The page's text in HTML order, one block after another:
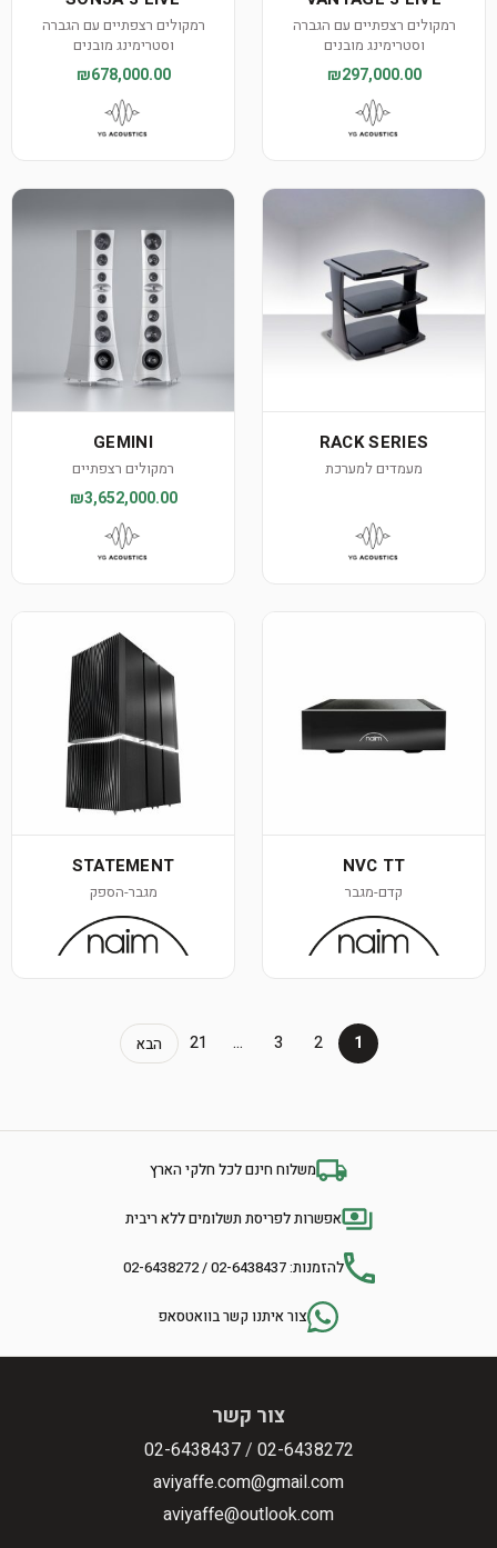
רמקולים רצפתיים עם הגברה
וסטרימינג מובנים
₪297,000.00
רמקולים רצפתיים עם הגברה
וסטרימינג מובנים
₪678,000.00
RACK SERIES
מעמדים למערכת
GEMINI
רמקולים רצפתיים
₪3,652,000.00
NVC TT
קדם-מגבר
STATEMENT
מגבר-הספק
1
2
3
…
21 הבא
משלוח חינם לכל חלקי הארץ
אפשרות לפריסת תשלומים ללא ריבית
להזמנות: 02-6438437 / 02-6438272
צור איתנו קשר בוואטסאפ
צור קשר
02-6438272
/
02-6438437
aviyaffe.com@gmail.com
aviyaffe@outlook.com